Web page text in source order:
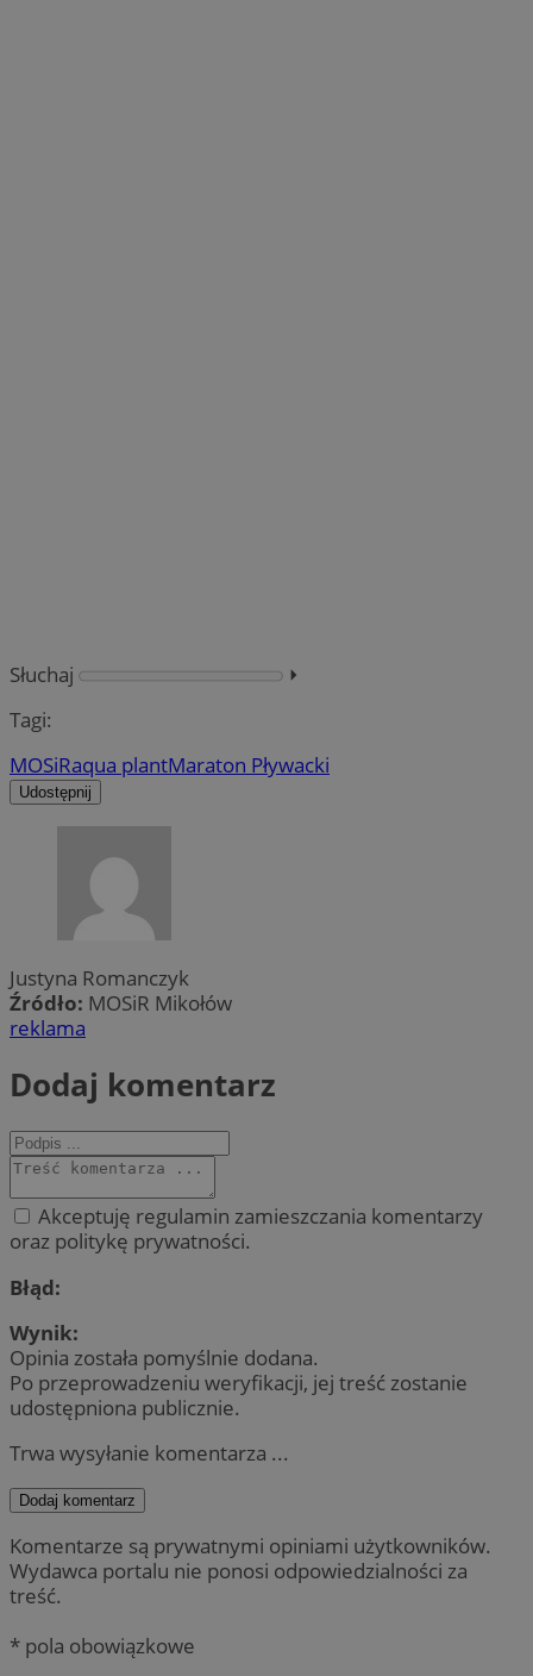
Słuchaj
⏵︎
Tagi:
MOSiRaqua plantMaraton Pływacki
Udostępnij
Justyna Romanczyk
Źródło: MOSiR Mikołów
reklama
Dodaj komentarz
Akceptuję regulamin zamieszczania komentarzy
oraz politykę prywatności.
Błąd:
Wynik:
Opinia została pomyślnie dodana.
Po przeprowadzeniu weryfikacji, jej treść zostanie
udostępniona publicznie.
Trwa wysyłanie komentarza ...
Dodaj komentarz
Komentarze są prywatnymi opiniami użytkowników.
Wydawca portalu nie ponosi odpowiedzialności za
treść.
* pola obowiązkowe